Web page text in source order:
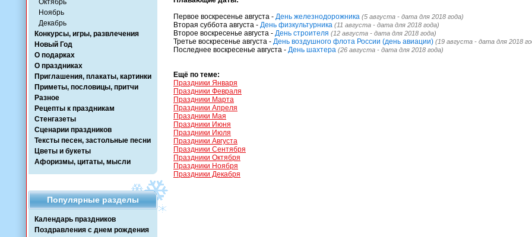
Октябрь
Ноябрь
Декабрь
Конкурсы, игры, развлечения
Новый Год
О подарках
О праздниках
Приглашения, плакаты, картинки
Приметы, пословицы, притчи
Разное
Рецепты к праздникам
Стенгазеты
Сценарии праздников
Тексты песен, застольные песни
Цветы и букеты
Афоризмы, цитаты, мысли
Популярные разделы
Календарь праздников
Поздравления с днем рождения
Первое воскресенье августа - День железнодорожника (5 августа - дата для 2018 года)
Вторая суббота августа - День физкультурника (11 августа - дата для 2018 года)
Второе воскресенье августа - День строителя (12 августа - дата для 2018 года)
Третье воскресенье августа - День воздушного флота России (день авиации) (19 августа - дата для 2018
Последнее воскресенье августа - День шахтера (26 августа - дата для 2018 года)
Ещё по теме:
Праздники Января
Праздники Февраля
Праздники Марта
Праздники Апреля
Праздники Мая
Праздники Июня
Праздники Июля
Праздники Августа
Праздники Сентября
Праздники Октября
Праздники Ноября
Праздники Декабря